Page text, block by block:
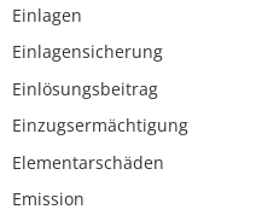
Einlagen
Einlagensicherung
Einlösungsbeitrag
Einzugsermächtigung
Elementarschäden
Emission